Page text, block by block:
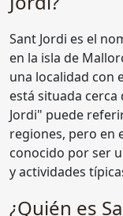
Sant Jordi es el
en la isla de
una localidad con
está situada cerca
Jordi" puede
regiones, pero en
conocido por ser
y actividades
¿Quién es